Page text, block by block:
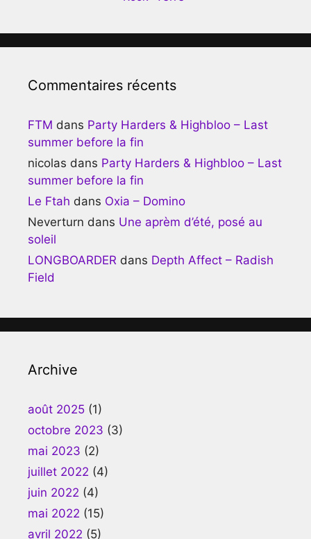
Commentaires récents
FTM dans Party Harders & Highbloo – Last
summer before la fin
nicolas dans Party Harders & Highbloo – Last
summer before la fin
Le Ftah dans Oxia – Domino
Neverturn dans Une aprèm d’été, posé au
soleil
LONGBOARDER dans Depth Affect – Radish
Field
Archive
août 2025 (1)
octobre 2023 (3)
mai 2023 (2)
juillet 2022 (4)
juin 2022 (4)
mai 2022 (15)
avril 2022 (5)